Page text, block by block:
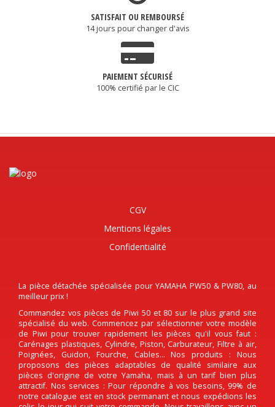
SATISFAIT OU REMBOURSÉ
14 jours pour changer d'avis
PAIEMENT SÉCURISÉ
100% certifié par le CIC
CGV
Mentions légales
Confidentialité
La pièce détachée spécialisée pour YAMAHA PW50 & PW80, au
meilleur prix !
Commandez vos pièces de Piwi 50 et 80 sur le plus grand site
spécialisé du web. Commencez par sélectionner votre modèle
de Piwi pour trouver rapidement les pièces qu'il vous faut :
Carénages plastiques, Cylindre, Piston, Carburateur, Filtre à air,
Poignées, Guidon, Fourche, Cables... Nos produits : Nous
proposons des pièces adaptables de qualité similaire aux
pièces d'origine de votre Yamaha, mais à un tarif bien plus
attractif. Nos services : Pour répondre à vos besoins, 99% de
notre catalogue est en stock permanant et nous expédions les